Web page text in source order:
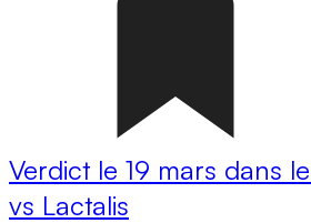
Verdict le 19 mars dans
vs Lactalis